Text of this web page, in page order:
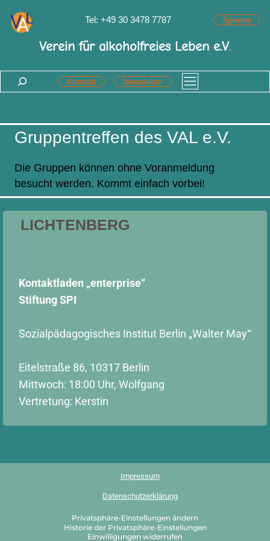
Inhalt
springen
Tel: +49 30 3478 7787 Spende
Verein für alkoholfreies Leben e.V.
Suchen
Kontakt Newsletter
Gruppentreffen des VAL e.V.
Die Gruppen können ohne Voranmeldung
besucht werden. Kommt einfach vorbei!
LICHTENBERG
Kontaktladen „enterprise“
Stiftung SPI
Sozialpädagogisches Institut Berlin „Walter May“
Eitelstraße 86, 10317 Berlin
Mittwoch: 18:00 Uhr, Wolfgang
Vertretung: Kerstin
Impressum
Datenschutzerklärung
Privatsphäre-Einstellungen ändern
Historie der Privatsphäre-Einstellungen
Einwilligungen widerrufen